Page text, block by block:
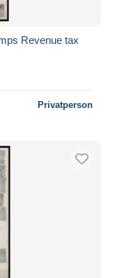
Revenue tax
Privatperson